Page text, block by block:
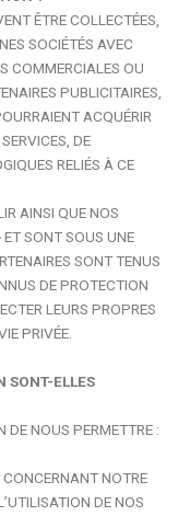
ÊTRE COLLECTÉES,
SOCIÉTÉS AVEC
COMMERCIALES OU
PUBLICITAIRES,
ACQUÉRIR
DE
RELIÉS À CE
AINSI QUE NOS
ET SONT SOUS UNE
SONT TENUS
DE PROTECTION
LEURS PROPRES
PRIVÉE.
SONT-ELLES
DE NOUS PERMETTRE :
CONCERNANT NOTRE
DE NOS